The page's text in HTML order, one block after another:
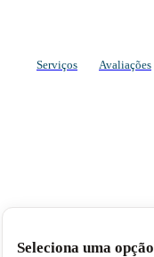
Serviços Avaliações
Seleciona uma opção